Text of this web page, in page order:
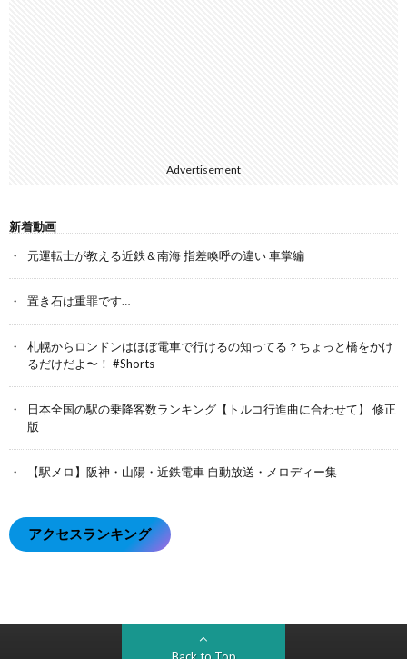
Advertisement
新着動画
元運転士が教える近鉄＆南海 指差喚呼の違い 車掌編
置き石は重罪です…
札幌からロンドンはほぼ電車で行けるの知ってる？ちょっと橋をかけ
るだけだよ〜！ #Shorts
日本全国の駅の乗降客数ランキング【トルコ行進曲に合わせて】 修正
版
【駅メロ】阪神・山陽・近鉄電車 自動放送・メロディー集
アクセスランキング
Back to Top